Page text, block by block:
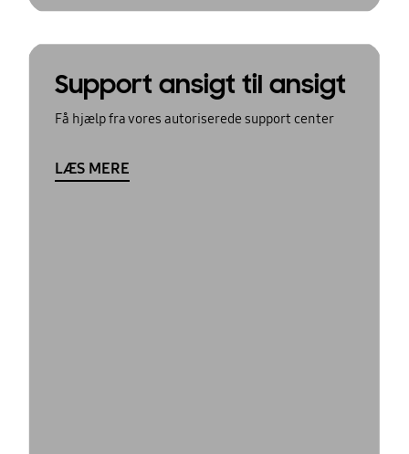
Support ansigt til ansigt
Få hjælp fra vores autoriserede support center
LÆS MERE